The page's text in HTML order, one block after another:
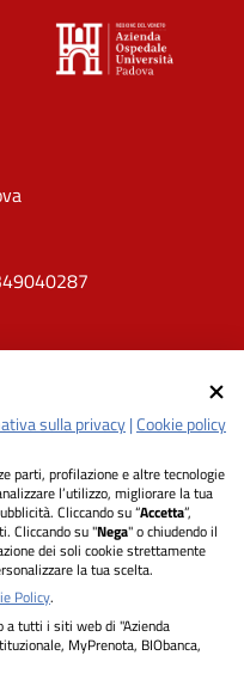
sulla privacy|Cookie policy
parti, profilazione e altre tecnologie
l’utilizzo, migliorare la tua
Cliccando su “Accetta”,
Cliccando su "Nega" o chiudendo il
dei soli cookie strettamente
la tua scelta.
Policy.
a tutti i siti web di "Azienda
MyPrenota, BIObanca,